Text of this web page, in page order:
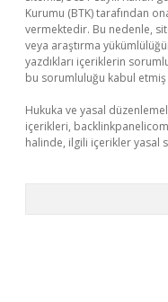
Kurumu (BTK) tarafından
vermektedir. Bu nedenle,
veya araştırma
yazdıkları içeriklerin
bu sorumluluğu kabul etmiş
Hukuka ve yasal
içerikleri,
halinde, ilgili içerikler yasal